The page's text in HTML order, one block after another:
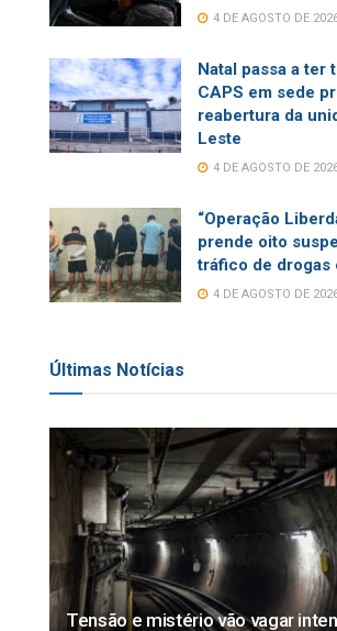
4 DE AGOSTO DE
Natal passa a ter
CAPS em sede
reabertura da
Leste
4 DE AGOSTO DE
“Operação
prende oito
tráfico de drogas
4 DE AGOSTO DE
Últimas Notícias
Tensão e mistério vão vagar